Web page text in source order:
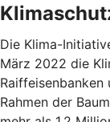
Die Klima-
März 2022 die
Rahmen der